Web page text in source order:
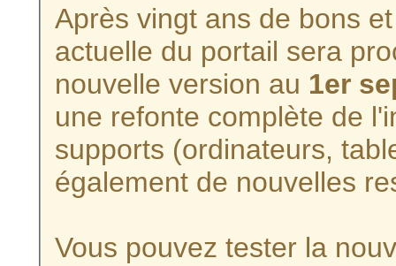
Après vingt ans de bons
actuelle du portail sera
nouvelle version au 1er
une refonte complète de
supports (ordinateurs,
également de nouvelles
Vous pouvez tester la